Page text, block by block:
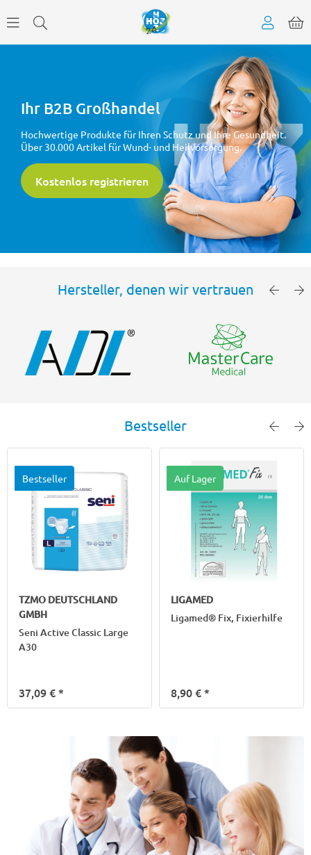
Ihr B2B Großhandel
Hochwertige Produkte für Ihren Schutz und Ihre Gesundheit.
Über 30.000 Artikel für Wund- und Heilvorsorgung.
Kostenlos registrieren
Hersteller, denen wir vertrauen
Bestseller
Bestseller
TZMO DEUTSCHLAND
GMBH
Seni Active Classic Large
A30
37,09 €*
Auf Lager
LIGAMED
Ligamed® Fix, Fixierhilfe
8,90 €*